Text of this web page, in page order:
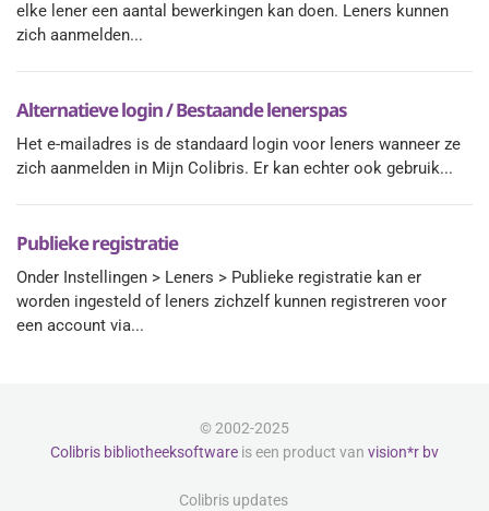
elke lener een aantal bewerkingen kan doen. Leners kunnen
zich aanmelden...
Alternatieve login / Bestaande lenerspas
Het e-mailadres is de standaard login voor leners wanneer ze
zich aanmelden in Mijn Colibris. Er kan echter ook gebruik...
Publieke registratie
Onder Instellingen > Leners > Publieke registratie kan er
worden ingesteld of leners zichzelf kunnen registreren voor
een account via...
© 2002-2025
Colibris bibliotheeksoftware is een product van vision*r bv
Colibris updates